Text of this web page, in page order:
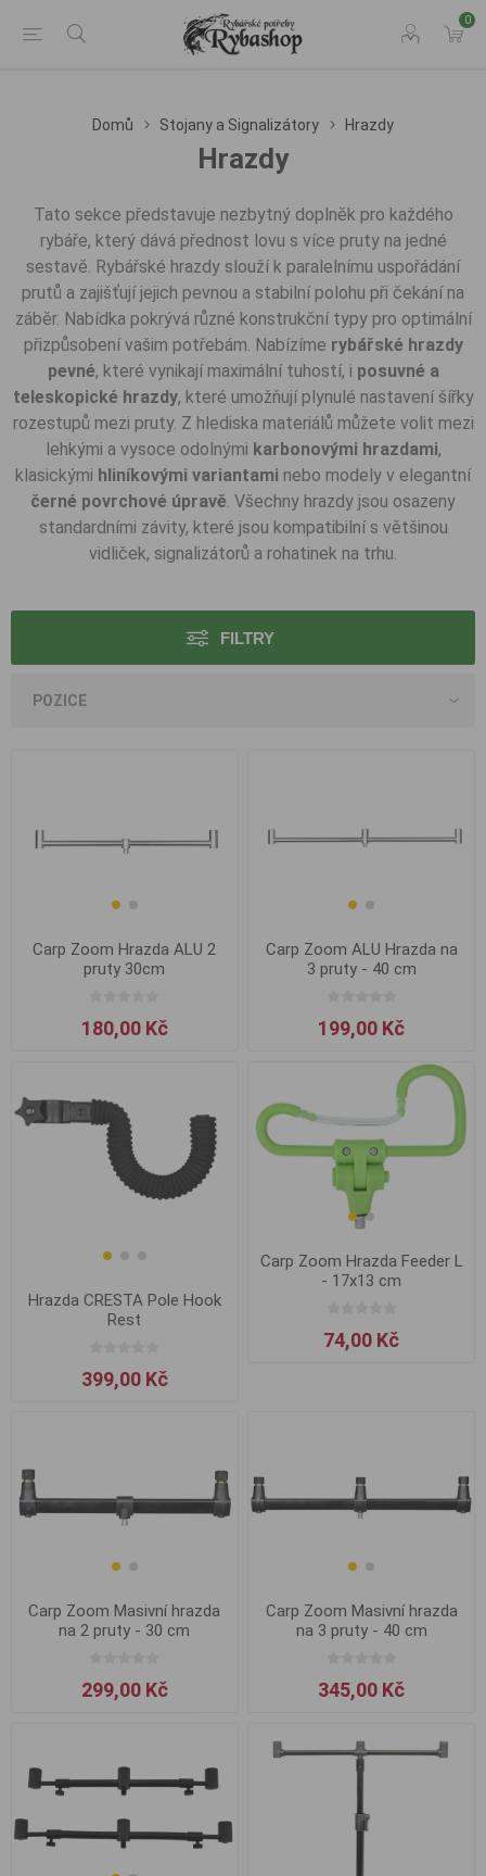
0
Domů Stojany a Signalizátory Hrazdy
Hrazdy
Tato sekce představuje nezbytný doplněk pro každého
rybáře, který dává přednost lovu s více pruty na jedné
sestavě. Rybářské hrazdy slouží k paralelnímu uspořádání
prutů a zajišťují jejich pevnou a stabilní polohu při čekání na
záběr. Nabídka pokrývá různé konstrukční typy pro optimální
přizpůsobení vašim potřebám. Nabízíme rybářské hrazdy
pevné, které vynikají maximální tuhostí, i posuvné a
teleskopické hrazdy, které umožňují plynulé nastavení šířky
rozestupů mezi pruty. Z hlediska materiálů můžete volit mezi
lehkými a vysoce odolnými karbonovými hrazdami,
klasickými hliníkovými variantami nebo modely v elegantní
černé povrchové úpravě. Všechny hrazdy jsou osazeny
standardními závity, které jsou kompatibilní s většinou
vidliček, signalizátorů a rohatinek na trhu.
FILTRY
Carp Zoom Hrazda ALU 2
pruty 30cm
180,00 Kč
Carp Zoom ALU Hrazda na
3 pruty - 40 cm
199,00 Kč
Hrazda CRESTA Pole Hook
Rest
399,00 Kč
Carp Zoom Hrazda Feeder L
- 17x13 cm
74,00 Kč
Carp Zoom Masivní hrazda
na 2 pruty - 30 cm
299,00 Kč
Carp Zoom Masivní hrazda
na 3 pruty - 40 cm
345,00 Kč